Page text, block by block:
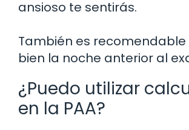
ansioso te sentirás.
También es
bien la noche anterior al
¿Puedo utilizar
en la PAA?